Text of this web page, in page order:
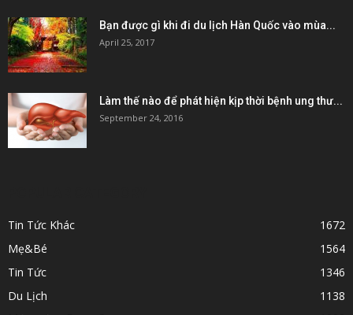
Bạn được gì khi đi du lịch Hàn Quốc vào mùa...
April 25, 2017
Làm thế nào để phát hiện kịp thời bệnh ung thư...
September 24, 2016
Tin Tức Khác
1672
Mẹ&Bé
1564
Tin Tức
1346
Du Lịch
1138